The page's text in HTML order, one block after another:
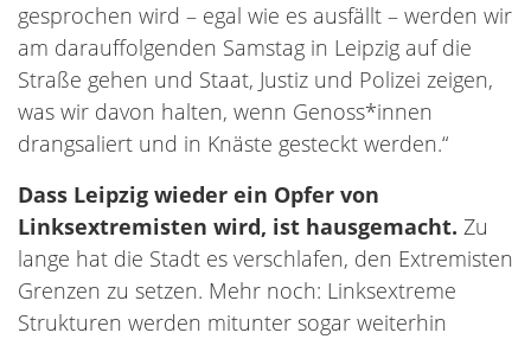
gesprochen wird – egal wie es ausfällt – werden wir
am darauffolgenden Samstag in Leipzig auf die
Straße gehen und Staat, Justiz und Polizei zeigen,
was wir davon halten, wenn Genoss*innen
drangsaliert und in Knäste gesteckt werden.“
Dass Leipzig wieder ein Opfer von
Linksextremisten wird, ist hausgemacht. Zu
lange hat die Stadt es verschlafen, den Extremisten
Grenzen zu setzen. Mehr noch: Linksextreme
Strukturen werden mitunter sogar weiterhin